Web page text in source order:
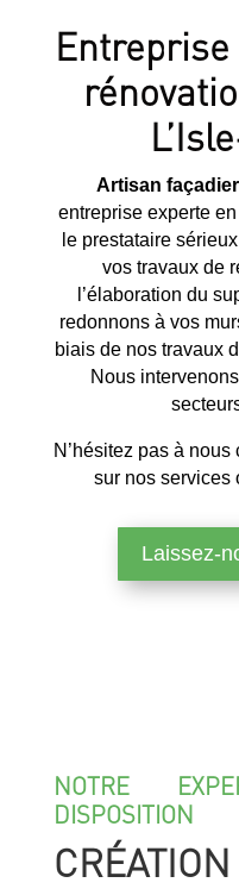
Artisan façadier
entreprise experte en
le prestataire
vos travaux de
l’élaboration du
redonnons à vos
biais de nos travaux
Nous
N’hésitez pas à
sur nos services
Laissez-
NOTRE
DISPOSITION